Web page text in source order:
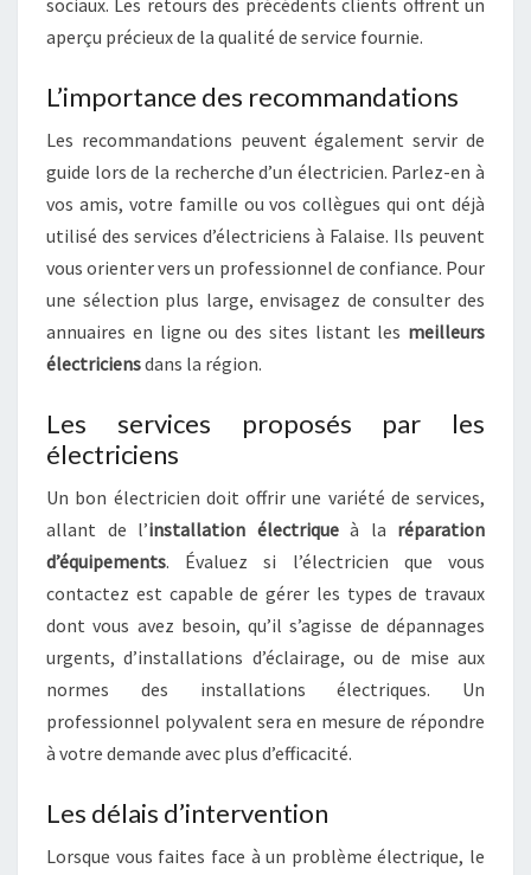
sociaux. Les retours des précédents clients offrent un
aperçu précieux de la qualité de service fournie.
L’importance des recommandations
Les recommandations peuvent également servir de
guide lors de la recherche d’un électricien. Parlez-en à
vos amis, votre famille ou vos collègues qui ont déjà
utilisé des services d’électriciens à Falaise. Ils peuvent
vous orienter vers un professionnel de confiance. Pour
une sélection plus large, envisagez de consulter des
annuaires en ligne ou des sites listant les meilleurs
électriciensdans la région.
Les services proposés par les
électriciens
Un bon électricien doit offrir une variété de services,
allant de l’installation électriqueà la réparation
d’équipements. Évaluez si l’électricien que vous
contactez est capable de gérer les types de travaux
dont vous avez besoin, qu’il s’agisse de dépannages
urgents, d’installations d’éclairage, ou de mise aux
normes des installations électriques. Un
professionnel polyvalent sera en mesure de répondre
à votre demande avec plus d’efficacité.
Les délais d’intervention
Lorsque vous faites face à un problème électrique, le